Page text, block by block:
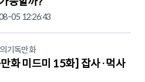
05 12:26:43
기독만화
화 미드미 15화] 잡사·먹사